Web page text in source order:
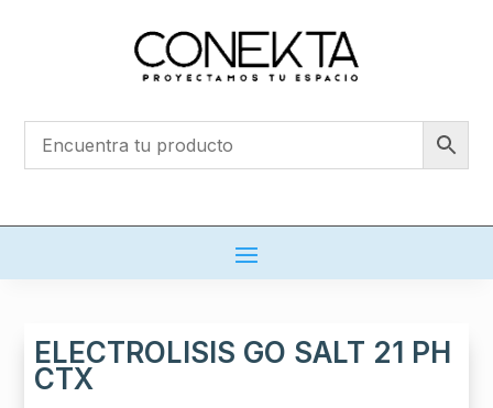
ELECTROLISIS GO SALT 21 PH
CTX